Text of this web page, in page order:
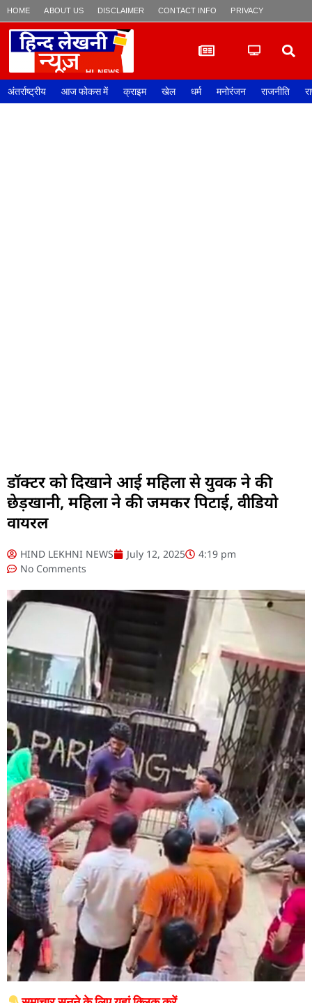
HOME ABOUT US DISCLAIMER CONTACT INFO PRIVACY POLICY
अंतर्राष्ट्रीय आज फोकस में क्राइम खेल धर्म मनोरंजन राजनीति
डॉक्टर को दिखाने आई महिला से युवक ने की
छेड़खानी, महिला ने की जमकर पिटाई, वीडियो
वायरल
HIND LEKHNI NEWS July 12, 2025
4:19 pm
No Comments